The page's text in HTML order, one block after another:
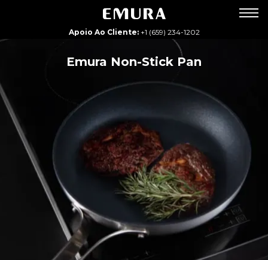
Apoio Ao Cliente: +1 (659) 234-1202
Emura Non-Stick Pan